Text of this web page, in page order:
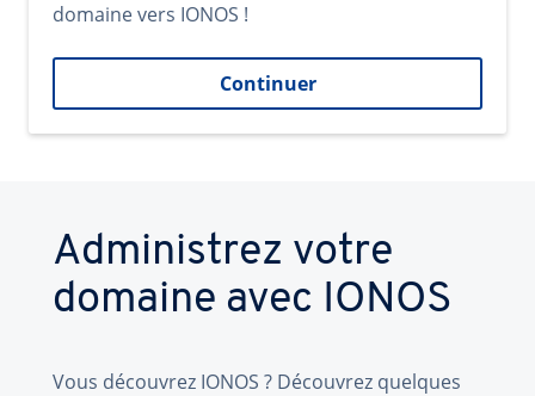
domaine vers IONOS !
Continuer
Administrez votre
domaine avec IONOS
Vous découvrez IONOS ? Découvrez quelques